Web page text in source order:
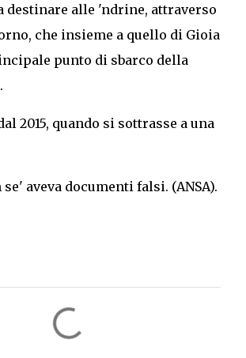
destinare alle 'ndrine, attraverso
che insieme a quello di Gioia
punto di sbarco della
2015, quando si sottrasse a una
se' aveva documenti falsi. (ANSA).